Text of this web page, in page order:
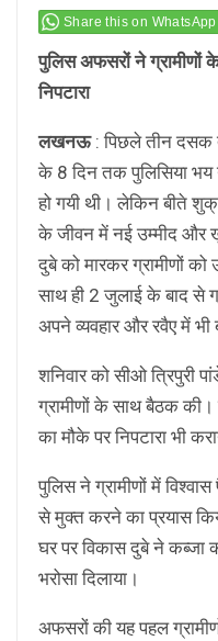
Share this on WhatsApp
पुलिस अफसरों ने ग्रामीणों
निपटारा
लखनऊ: पिछले तीन
के 8 दिन तक पुलिसिया भय
हो गयी थी। लेकिन बीते
के जीवन में नई उम्मीद और
दुबे को मारकर ग्रामीणों
साथ ही 2 जुलाई के बाद से
अपने व्यवहार और रवैए में भी
शनिवार को सीओ त्रिपुरी
ग्रामीणों के साथ बैठक
का मौके पर निपटारा भी
पुलिस ने ग्रामीणों में
से मुक्त करने का प्रयास
घर पर विकास दुबे ने कब्जा
भरोसा दिलाया।
अफसरों की यह पहल